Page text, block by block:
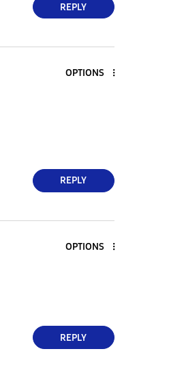
REPLY
OPTIONS
REPLY
OPTIONS
REPLY